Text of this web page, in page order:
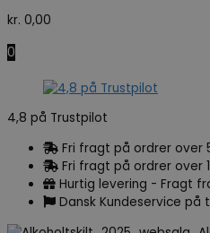
kr. 0,00
0
4,8 på Trustpilot
Fri fragt på ordrer
Fri fragt på ordrer over
Hurtig levering - Fragt
Dansk Kundeservice på